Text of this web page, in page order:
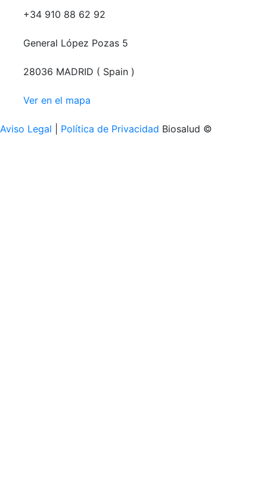
+34 910 88 62 92
General López Pozas 5
28036 MADRID ( Spain )
Ver en el mapa
Aviso Legal Política de Privacidad Biosalud ©